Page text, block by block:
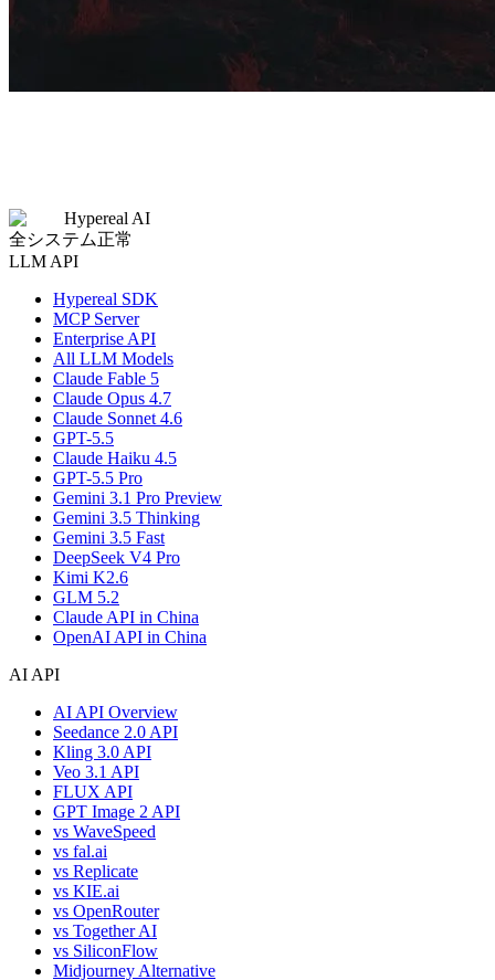
Hypereal AI
全システム正常
LLM API
Hypereal SDK
MCP Server
Enterprise API
All LLM Models
Claude Fable 5
Claude Opus 4.7
Claude Sonnet 4.6
GPT-5.5
Claude Haiku 4.5
GPT-5.5 Pro
Gemini 3.1 Pro Preview
Gemini 3.5 Thinking
Gemini 3.5 Fast
DeepSeek V4 Pro
Kimi K2.6
GLM 5.2
Claude API in China
OpenAI API in China
AI API
AI API Overview
Seedance 2.0 API
Kling 3.0 API
Veo 3.1 API
FLUX API
GPT Image 2 API
vs WaveSpeed
vs fal.ai
vs Replicate
vs KIE.ai
vs OpenRouter
vs Together AI
vs SiliconFlow
Midjourney Alternative